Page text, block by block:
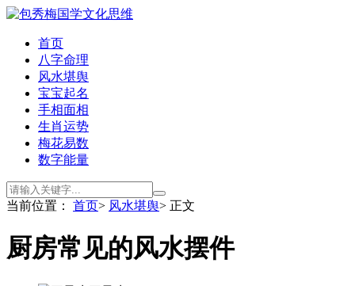
首页
八字命理
风水堪舆
宝宝起名
手相面相
生肖运势
梅花易数
数字能量
当前位置： 首页> 风水堪舆> 正文
厨房常见的风水摆件